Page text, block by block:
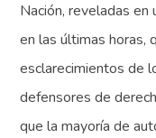
Nación, reveladas
en las últimas horas,
esclarecimientos de
defensores de
que la mayoría de